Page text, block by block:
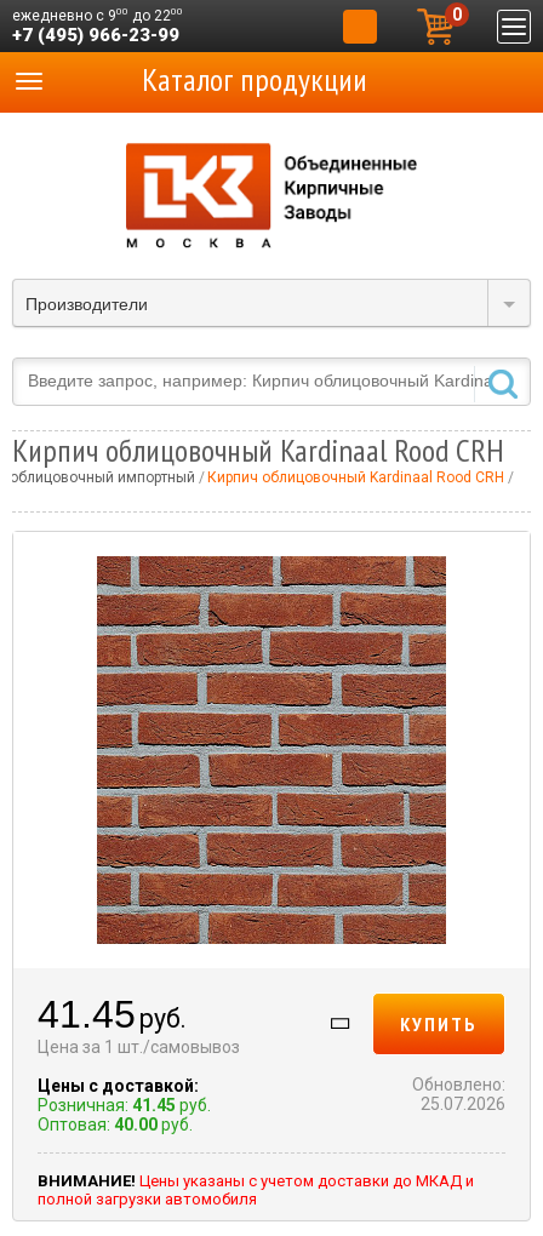
ежедневно с 900 до 2200
+7 (495) 966-23-99
0
Производители
Каталог продукции
Кирпич облицовочный Kardinaal Rood CRH
облицовочный импортный Кирпич облицовочный Kardinaal Rood CRH
41.45 руб.
Цена за 1 шт./самовывоз
Цены с доставкой:
Розничная: 41.45 руб.
Оптовая: 40.00руб.
КУПИТЬ
Обновлено:
25.07.2026
ВНИМАНИЕ! Цены указаны с учетом доставки до МКАД и
полной загрузки автомобиля